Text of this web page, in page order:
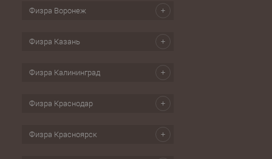
Физра Воронеж
Физра Казань
Физра Калининград
Физра Краснодар
Физра Красноярск